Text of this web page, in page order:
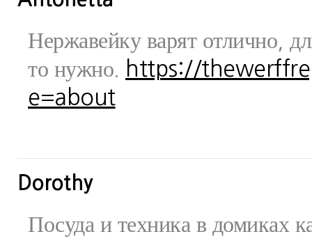
Нержавейку варят отлично,
то нужно.
https://
e=about
Dorothy
Посуда и техника в домиках